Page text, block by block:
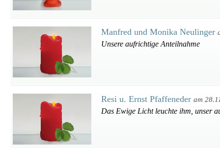
Manfred und Monika Neulinger
Unsere aufrichtige Anteilnahme
Resi u. Ernst Pfaffeneder am
Das Ewige Licht leuchte ihm, unser